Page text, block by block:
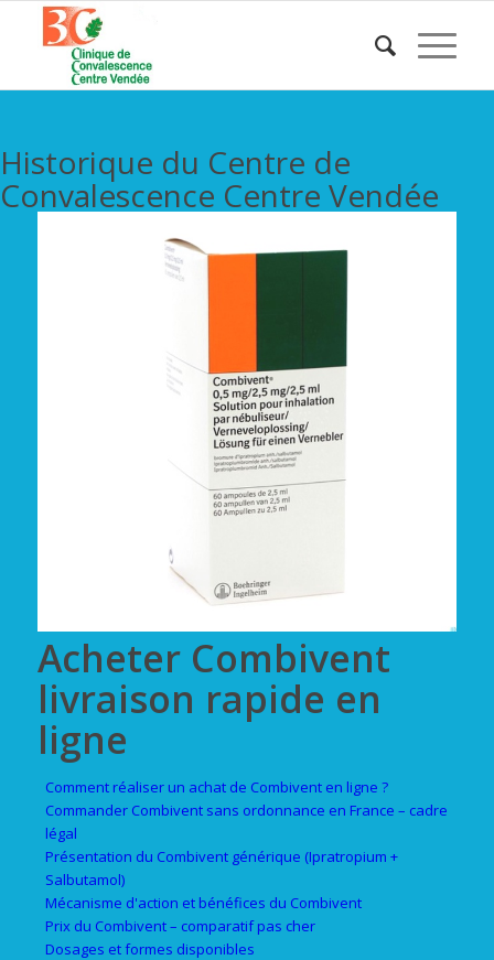
Historique du Centre de
Convalescence Centre Vendée
Acheter Combivent
livraison rapide en
ligne
Comment réaliser un achat de Combivent en ligne ?
Commander Combivent sans ordonnance en France – cadre
légal
Présentation du Combivent générique (Ipratropium +
Salbutamol)
Mécanisme d'action et bénéfices du Combivent
Prix du Combivent – comparatif pas cher
Dosages et formes disponibles